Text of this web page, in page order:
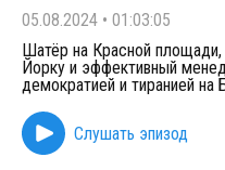
05.08.2024 • 01:03:05
Шатёр на Красной
Йорку и эффективный
демократией и тиранией
Слушать эпизод